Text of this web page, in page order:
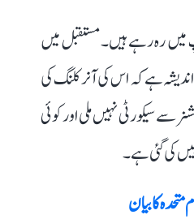
رہ رہے ہیں۔ مستقبل میں
ہے کہ اس کی آنر کلنگ کی
کمشنر سے سیکورٹی نہیں ملی اور کوئی
کی گئی ہے۔
کا بیان